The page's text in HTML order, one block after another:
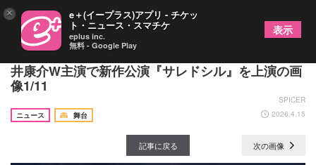
浅井さやか主宰の「One on One」、内藤大希・鯨
井康介W主演で新作公演『サレドシル』を上演の画
像1/11
SPICER
ニュース
舞台 2026.4.15
記事に戻る 次の画像
× e＋(イープラス)アプリ - チケッ
ト・ニュース・スマチケ
eplus inc.
無料 - Google Play
表示